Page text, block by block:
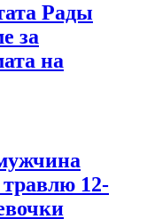
Рады
за
на
травлю 12-